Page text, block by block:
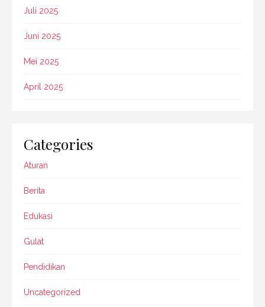
Juli 2025
Juni 2025
Mei 2025
April 2025
Categories
Aturan
Berita
Edukasi
Gulat
Pendidikan
Uncategorized